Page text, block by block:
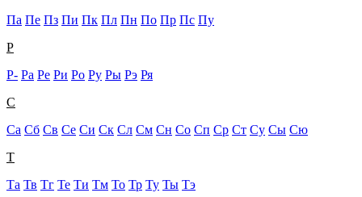
Па Пе Пз Пи Пк Пл Пн По Пр Пс Пу
Р
Р- Ра Ре Ри Ро Ру Ры Рэ Ря
С
Са Сб Св Се Си Ск Сл См Сн Со Сп Ср Ст Су Сы Сю
Т
Та Тв Тг Те Ти Тм То Тр Ту Ты Тэ